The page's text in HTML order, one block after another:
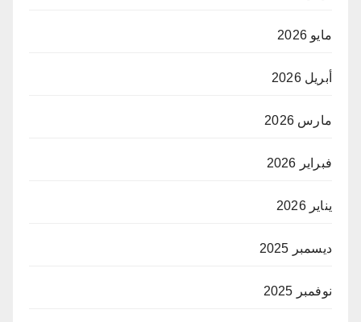
مايو 2026
أبريل 2026
مارس 2026
فبراير 2026
يناير 2026
ديسمبر 2025
نوفمبر 2025